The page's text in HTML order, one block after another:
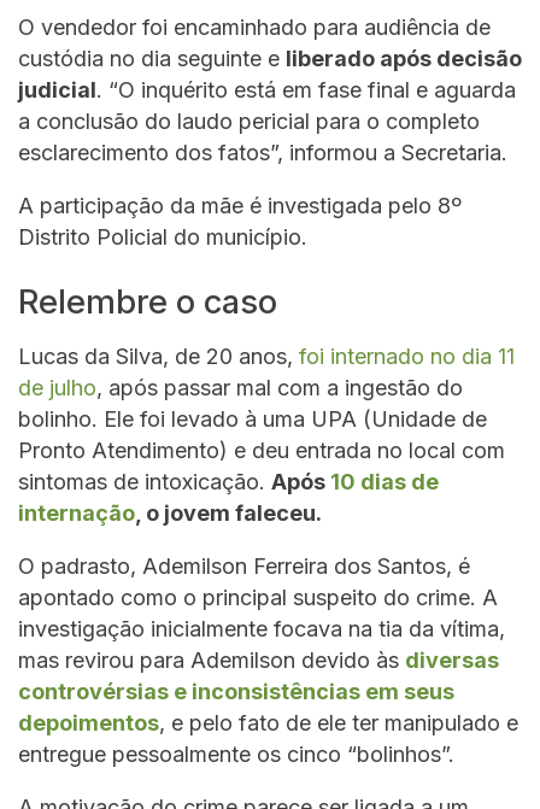
O vendedor foi encaminhado para audiência de
custódia no dia seguinte e liberado após decisão
judicial. “O inquérito está em fase final e aguarda
a conclusão do laudo pericial para o completo
esclarecimento dos fatos”, informou a Secretaria.
A participação da mãe é investigada pelo 8º
Distrito Policial do município.
Relembre o caso
Lucas da Silva, de 20 anos, foi internado no dia 11
de julho, após passar mal com a ingestão do
bolinho. Ele foi levado à uma UPA (Unidade de
Pronto Atendimento) e deu entrada no local com
sintomas de intoxicação. Após 10 dias de
internação , o jovem faleceu.
O padrasto, Ademilson Ferreira dos Santos, é
apontado como o principal suspeito do crime. A
investigação inicialmente focava na tia da vítima,
mas revirou para Ademilson devido às diversas
controvérsias e inconsistências em seus
depoimentos, e pelo fato de ele ter manipulado e
entregue pessoalmente os cinco “bolinhos”.